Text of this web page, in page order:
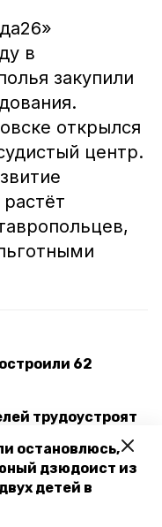
остановлюсь,
дзюдоист из
детей в
в
закупили
открылся
центр.
62
трудоустроят
ссузах
— глава края